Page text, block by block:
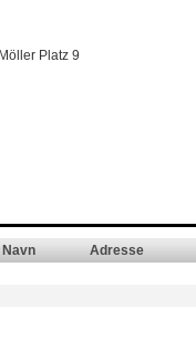
Platz 9
Navn
Adresse